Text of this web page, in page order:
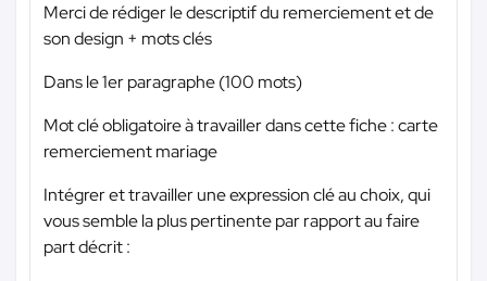
Merci de rédiger le descriptif du remerciement et de
son design + mots clés
Dans le 1er paragraphe (100 mots)
Mot clé obligatoire à travailler dans cette fiche : carte
remerciement mariage
Intégrer et travailler une expression clé au choix, qui
vous semble la plus pertinente par rapport au faire
part décrit :